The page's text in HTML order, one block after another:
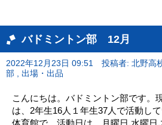
バドミントン部 12月
2022年12月23日 09:51 投稿者: 北野高
部 , 出場・出品
こんにちは。バドミントン部です。
は、2年生16人１年生37人で活動し
体育館で、活動日は、月曜日,水曜日